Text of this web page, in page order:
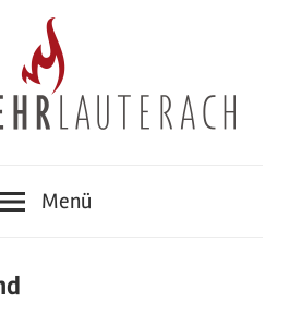
Menü